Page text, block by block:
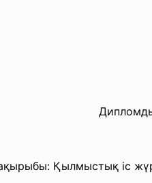
Қылмыстық іс